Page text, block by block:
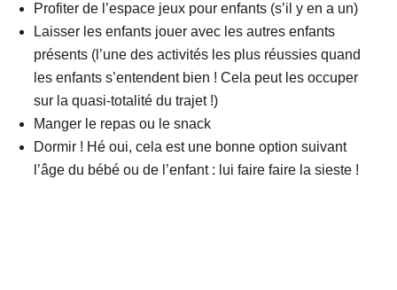
Profiter de l’espace jeux pour enfants (s’il y en a un)
Laisser les enfants jouer avec les autres enfants
présents (l’une des activités les plus réussies quand
les enfants s’entendent bien ! Cela peut les occuper
sur la quasi-totalité du trajet !)
Manger le repas ou le snack
Dormir ! Hé oui, cela est une bonne option suivant
l’âge du bébé ou de l’enfant : lui faire faire la sieste !